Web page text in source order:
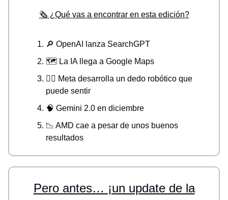
🗞️ ¿Qué vas a encontrar en esta edición?
🔎 OpenAI lanza SearchGPT
🗺️ La IA llega a Google Maps
👆🏻 Meta desarrolla un dedo robótico que
puede sentir
🧠 Gemini 2.0 en diciembre
📉 AMD cae a pesar de unos buenos
resultados
Pero antes… ¡un update de la